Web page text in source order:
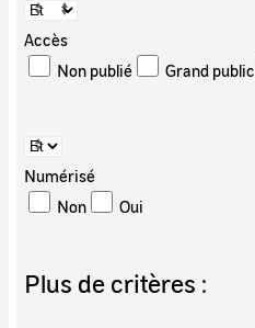
Accès
Non publié
Grand public
Numérisé
Non
Oui
Plus de critères :